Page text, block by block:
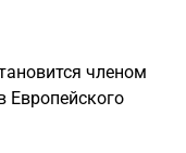
членом
Европейского